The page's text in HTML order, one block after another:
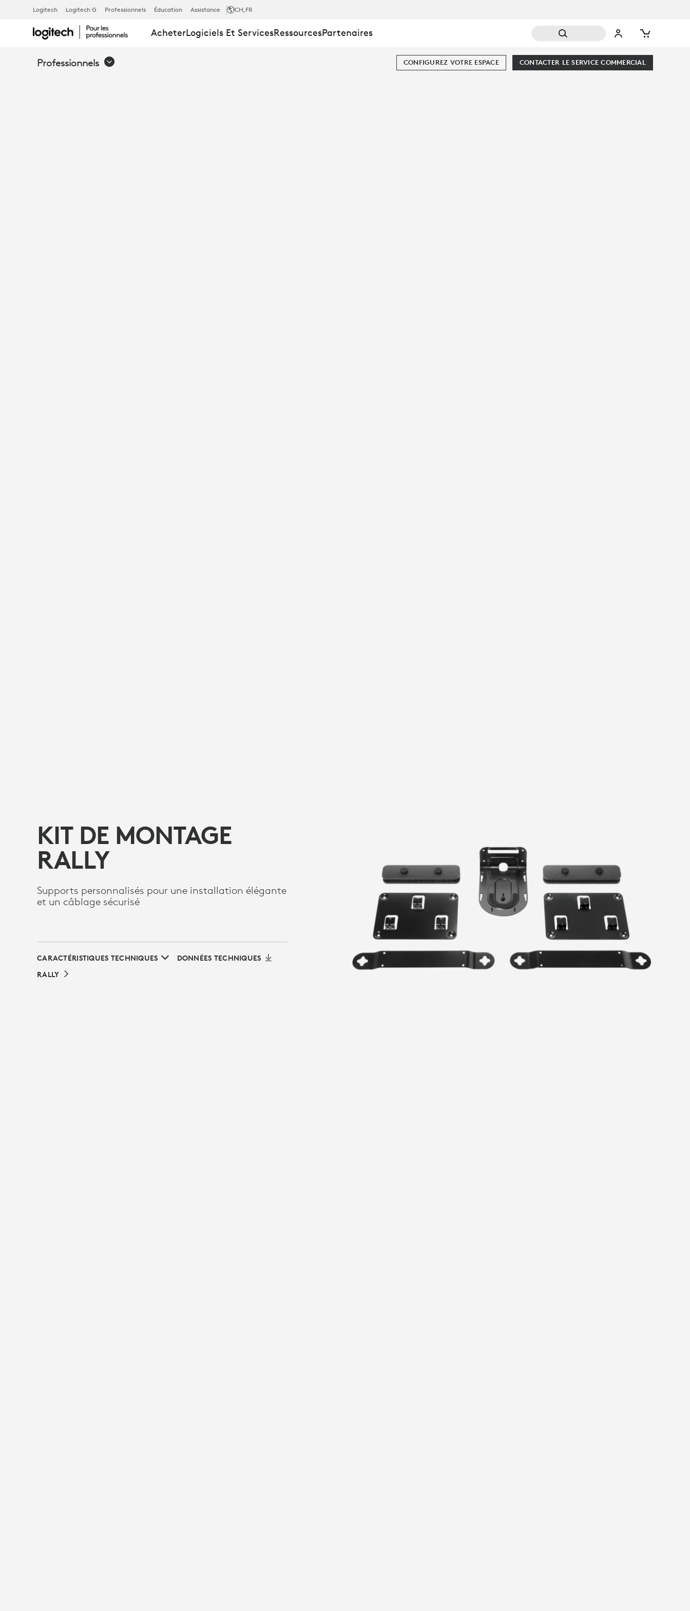
KIT
DE
Logitech Logitech G Professionnels Éducation Assistance CH,FR
AcheterLogiciels Et ServicesRessourcesPartenaires
Professionnels CONTACTER LE SERVICE COMMERCIAL
CONFIGUREZ VOTRE ESPACE
KIT DE MONTAGE
RALLY
Supports personnalisés pour une installation élégante
et un câblage sécurisé
CARACTÉRISTIQUES TECHNIQUES
DONNÉES TECHNIQUES
RALLY